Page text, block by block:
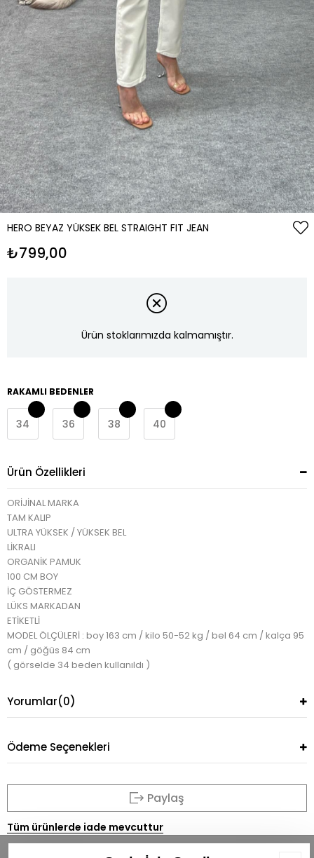
HERO BEYAZ YÜKSEK BEL STRAIGHT FIT JEAN
₺799,00
Ürün stoklarımızda kalmamıştır.
RAKAMLI BEDENLER
34 36 38 40
Ürün Özellikleri
ORİJİNAL MARKA
TAM KALIP
ULTRA YÜKSEK / YÜKSEK BEL
LİKRALI
ORGANİK PAMUK
100 CM BOY
İÇ GÖSTERMEZ
LÜKS MARKADAN
ETİKETLİ
MODEL ÖLÇÜLERİ : boy 163 cm / kilo 50-52 kg / bel 64 cm / kalça 95
cm / göğüs 84 cm
( görselde 34 beden kullanıldı )
Yorumlar(0)
Ödeme Seçenekleri
Paylaş
Tüm ürünlerde iade mevcuttur